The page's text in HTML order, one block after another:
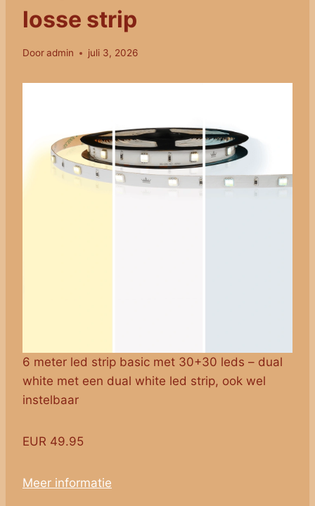
losse strip
Dooradmin juli 3, 2026
6 meter led strip basic met 30+30 leds – dual
white met een dual white led strip, ook wel
instelbaar
EUR 49.95
Meer informatie